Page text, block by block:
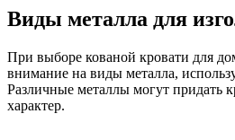
Виды металла для
При выборе кованой кровати для
внимание на виды металла,
Различные металлы могут придать
характер.